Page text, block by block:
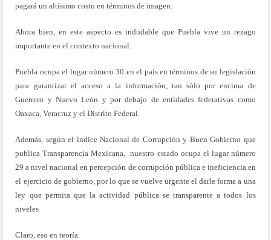
pagará un altísimo costo en términos de imagen.
Ahora bien, en este aspecto es indudable que Puebla vive un rezago
importante en el contexto nacional.
Puebla ocupa el lugar número 30 en el país en términos de su legislación
para garantizar el acceso a la información, tan sólo por encima de
Guerrero y Nuevo León y por debajo de entidades federativas como
Oaxaca, Veracruz y el Distrito Federal.
Además, según el índice Nacional de Corrupción y Buen Gobierno que
publica Transparencia Mexicana, nuestro estado ocupa el lugar número
29 a nivel nacional en percepción de corrupción pública e ineficiencia en
el ejercicio de gobierno, por lo que se vuelve urgente el darle forma a una
ley que permita que la actividad pública se transparente a todos los
niveles
Claro, eso en teoría.